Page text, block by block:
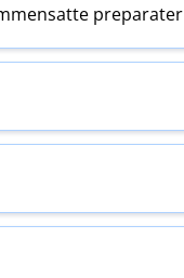
preparater